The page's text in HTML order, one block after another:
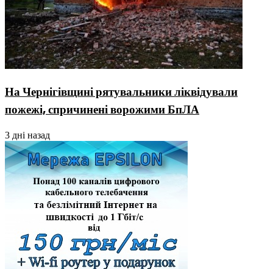
На Чернігівщині рятувальники ліквідували
пожежі, спричинені ворожими БпЛА
3 дні назад